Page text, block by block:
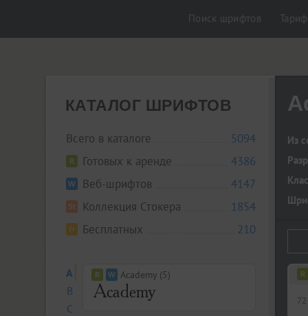
Поиск шрифтов
КАТАЛОГ ШРИФТОВ
Всего в каталоге
5094
Готовых к аренде
4386
Веб-шрифтов
4147
Коллекция Стокера
1854
Бесплатных
210
A
B
C
Academy (5)
Из